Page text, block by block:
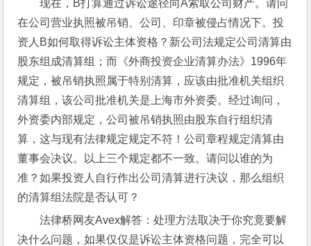
现在，B打算通过诉讼途径向A索取公司财产。请问
在公司营业执照被吊销、公司、印章被侵占情况下。投
资人B如何取得诉讼主体资格？新公司法规定公司清算由
股东组成清算组；而《外商投资企业清算办法》1996年
规定，被吊销执照属于特别清算，应该由批准机关组织
清算组，该公司批准机关是上海市外资委。经过询问，
外资委内部规定，公司被吊销执照由股东自行组织清
算，这与现有法律规定规定不符！公司章程规定清算由
董事会决议。以上三个规定都不一致。请问以谁的为
准？如果投资人自行作出公司清算进行决议，那么组织
的清算组法院是否认可？
法律桥网友Avex解答：处理方法取决于你究竟要解
决什么问题，如果仅仅是诉讼主体资格问题，完全可以